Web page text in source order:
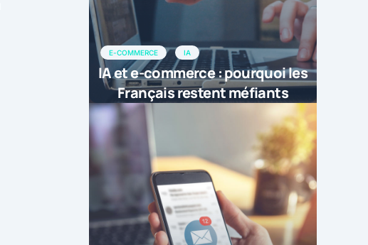
E-COMMERCE IA
IA et e-commerce : pourquoi les
Français restent méfiants